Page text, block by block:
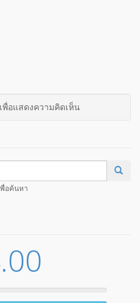
อแสดงความคิดเห็น
อค้นหา